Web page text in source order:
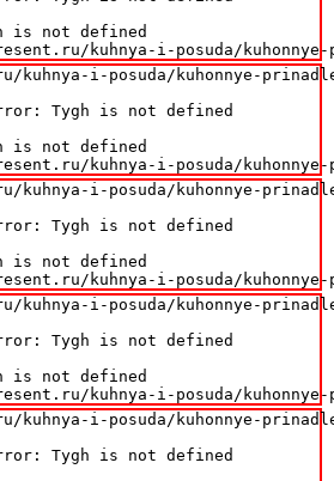
is not defined
kuhnya-i-posuda/
kuhnya-i-posuda/kuhonnye-
Tygh is not defined
is not defined
kuhnya-i-posuda/
kuhnya-i-posuda/kuhonnye-
Tygh is not defined
is not defined
kuhnya-i-posuda/
kuhnya-i-posuda/kuhonnye-
Tygh is not defined
is not defined
kuhnya-i-posuda/
kuhnya-i-posuda/kuhonnye-
Tygh is not defined